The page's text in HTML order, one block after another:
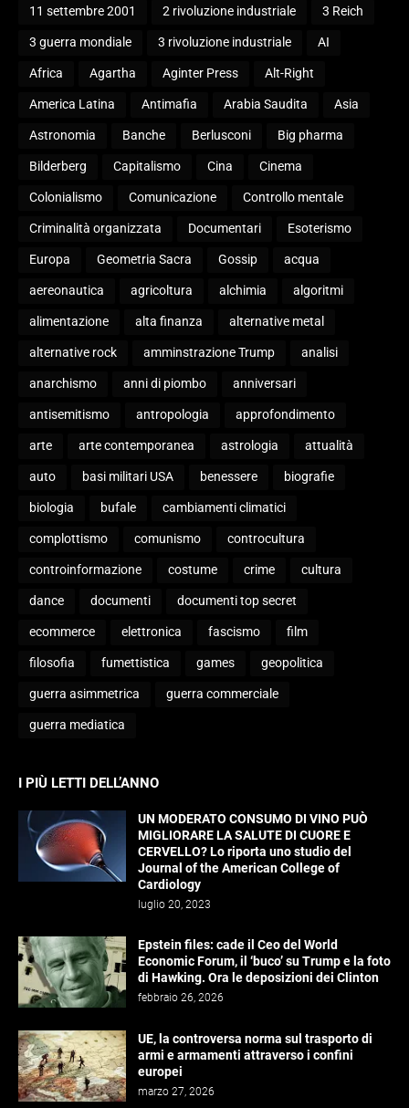
11 settembre 2001 2 rivoluzione industriale 3 Reich
3 guerra mondiale 3 rivoluzione industriale AI
Africa Agartha Aginter Press Alt-Right
America Latina Antimafia Arabia Saudita Asia
Astronomia Banche Berlusconi Big pharma
Bilderberg Capitalismo Cina Cinema
Colonialismo Comunicazione Controllo mentale
Criminalità organizzata Documentari Esoterismo
Europa Geometria Sacra Gossip acqua
aereonautica agricoltura alchimia algoritmi
alimentazione alta finanza alternative metal
alternative rock amminstrazione Trump analisi
anarchismo anni di piombo anniversari
antisemitismo antropologia approfondimento
arte arte contemporanea astrologia attualità
auto basi militari USA benessere biografie
biologia bufale cambiamenti climatici
complottismo comunismo controcultura
controinformazione costume crime cultura
dance documenti documenti top secret
ecommerce elettronica fascismo film
filosofia fumettistica games geopolitica
guerra asimmetrica guerra commerciale
guerra mediatica
I PIÙ LETTI DELL’ANNO
UN MODERATO CONSUMO DI VINO PUÒ
MIGLIORARE LA SALUTE DI CUORE E
CERVELLO? Lo riporta uno studio del
Journal of the American College of
Cardiology
luglio 20, 2023
Epstein files: cade il Ceo del World
Economic Forum, il ‘buco’ su Trump e la foto
di Hawking. Ora le deposizioni dei Clinton
febbraio 26, 2026
UE, la controversa norma sul trasporto di
armi e armamenti attraverso i confini
europei
marzo 27, 2026